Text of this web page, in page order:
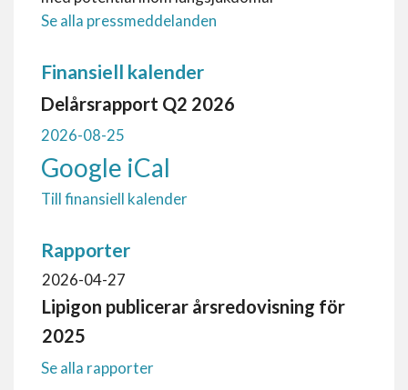
Se alla pressmeddelanden
Finansiell kalender
Delårsrapport Q2 2026
2026-08-25
Google iCal
Till finansiell kalender
Rapporter
Lipigon publicerar årsredovisning för
2025
2026-04-27
Se alla rapporter